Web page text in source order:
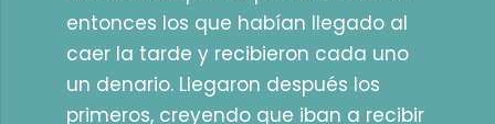
entonces los que habían llegado al
caer la tarde y recibieron cada uno
un denario. Llegaron después los
primeros, creyendo que iban a recibir